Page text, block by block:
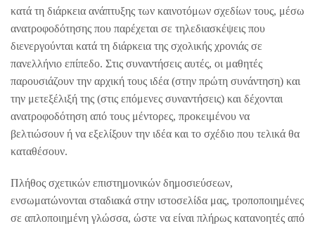
κατά τη διάρκεια ανάπτυξης των καινοτόμων σχεδίων τους, μέσω
ανατροφοδότησης που παρέχεται σε τηλεδιασκέψεις που
διενεργούνται κατά τη διάρκεια της σχολικής χρονιάς σε
πανελλήνιο επίπεδο. Στις συναντήσεις αυτές, οι μαθητές
παρουσιάζουν την αρχική τους ιδέα (στην πρώτη συνάντηση) και
την μετεξέλιξή της (στις επόμενες συναντήσεις) και δέχονται
ανατροφοδότηση από τους μέντορες, προκειμένου να
βελτιώσουν ή να εξελίξουν την ιδέα και το σχέδιο που τελικά θα
καταθέσουν.
Πλήθος σχετικών επιστημονικών δημοσιεύσεων,
ενσωματώνονται σταδιακά στην ιστοσελίδα μας, τροποποιημένες
σε απλοποιημένη γλώσσα, ώστε να είναι πλήρως κατανοητές από